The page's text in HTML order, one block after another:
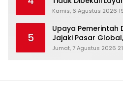
Kamis, 6 Agustus 2026
5
Upaya Pemerintah
Jajaki Pasar
Perindustrian RI
Jumat, 7 Agustus 2026